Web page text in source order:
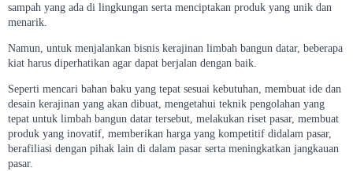
sampah yang ada di lingkungan serta menciptakan produk yang unik dan
menarik.
Namun, untuk menjalankan bisnis kerajinan limbah bangun datar, beberapa
kiat harus diperhatikan agar dapat berjalan dengan baik.
Seperti mencari bahan baku yang tepat sesuai kebutuhan, membuat ide dan
desain kerajinan yang akan dibuat, mengetahui teknik pengolahan yang
tepat untuk limbah bangun datar tersebut, melakukan riset pasar, membuat
produk yang inovatif, memberikan harga yang kompetitif didalam pasar,
berafiliasi dengan pihak lain di dalam pasar serta meningkatkan jangkauan
pasar.